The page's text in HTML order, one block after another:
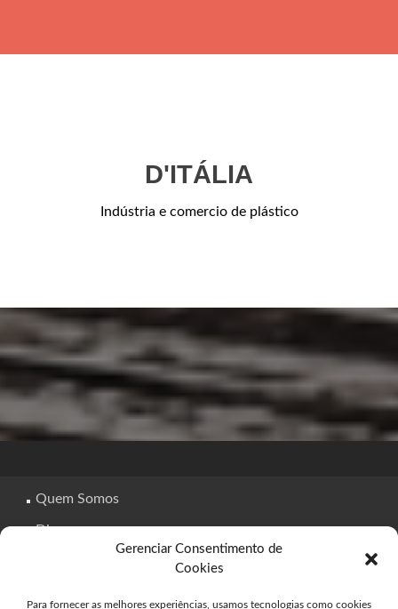
Gerenciar Consentimento de
Cookies
Para fornecer as melhores experiências, usamos tecnologias como cookies
D'ITÁLIA
Indústria e comercio de plástico
Quem Somos
Dicas